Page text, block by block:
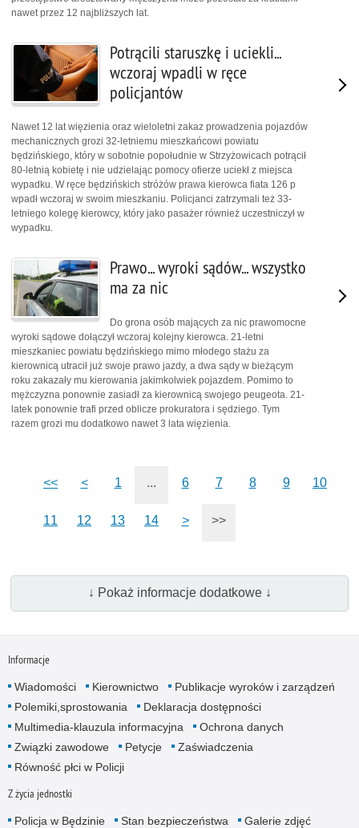
nawet przez 12 najbliższych lat.
Potrącili staruszkę i uciekli...
wczoraj wpadli w ręce
policjantów
Nawet 12 lat więzienia oraz wieloletni zakaz prowadzenia pojazdów
mechanicznych grozi 32-letniemu mieszkańcowi powiatu
będzińskiego, który w sobotnie popołudnie w Strzyżowicach potrącił
80-letnią kobietę i nie udzielając pomocy ofierze uciekł z miejsca
wypadku. W ręce będzińskich stróżów prawa kierowca fiata 126 p
wpadł wczoraj w swoim mieszkaniu. Policjanci zatrzymali też 33-
letniego kolegę kierowcy, który jako pasażer również uczestniczył w
wypadku.
Prawo... wyroki sądów... wszystko
ma za nic
Do grona osób mających za nic prawomocne
wyroki sądowe dołączył wczoraj kolejny kierowca. 21-letni
mieszkaniec powiatu będzińskiego mimo młodego stażu za
kierownicą utracił już swoje prawo jazdy, a dwa sądy w bieżącym
roku zakazały mu kierowania jakimkolwiek pojazdem. Pomimo to
mężczyzna ponownie zasiadł za kierownicą swojego peugeota. 21-
latek ponownie trafi przed oblicze prokuratora i sędziego. Tym
razem grozi mu dodatkowo nawet 3 lata więzienia.
<< < 1 ... 6 7 8 9 10
11 12 13 14 > >>
↓ Pokaż informacje dodatkowe ↓
Informacje
Wiadomości Kierownictwo
Publikacje wyro­ków i zarządzeń
Polemiki,sprostowania
Deklaracja dostępności
Multimedia-klauzula informacyjna
Ochrona danych
Związki zawodowe
Petycje
Zaświadczenia
Równość płci w Policji
Z życia jednostki
Policja w Będzinie Stan bezpieczeństwa
Galerie zdjęć